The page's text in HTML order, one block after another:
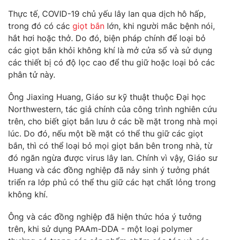
Thị trường
Góc doanh nghiệp
Truyền hình
Phim VTV
Hậu trường
Nhân vật
Khán giả
Giải sao mai
Giải trí
Điện ảnh
Âm nhạc
Sao
Đời sống
Du lịch
Làm đẹp
Chất lượng cuộc sống
Giáo dục
Tuyển sinh
Học trực tuyến
Công nghệ
Hitech Công nghệ tương lai
Sản phẩm
Thị trường
Tư vấn
Giao lưu trực tuyến
Lịch phát sóng
Thực tế, COVID-19 chủ yếu lây lan qua dịch hô hấp,
trong đó có các giọt bắn lớn, khi người mắc bệnh nói,
hắt hơi hoặc thở. Do đó, biện pháp chính để loại bỏ
các giọt bắn khỏi không khí là mở cửa sổ và sử dụng
các thiết bị có độ lọc cao để thu giữ hoặc loại bỏ các
phân tử này.
Ông Jiaxing Huang, Giáo sư kỹ thuật thuộc Đại học
Northwestern, tác giả chính của công trình nghiên cứu
trên, cho biết giọt bắn lưu ở các bề mặt trong nhà mọi
lúc. Do đó, nếu một bề mặt có thể thu giữ các giọt
bắn, thì có thể loại bỏ mọi giọt bắn bên trong nhà, từ
đó ngăn ngừa được virus lây lan. Chính vì vậy, Giáo sư
Huang và các đồng nghiệp đã nảy sinh ý tưởng phát
triển ra lớp phủ có thể thu giữ các hạt chất lỏng trong
không khí.
Ông và các đồng nghiệp đã hiện thức hóa ý tưởng
trên, khi sử dụng PAAm-DDA - một loại polymer